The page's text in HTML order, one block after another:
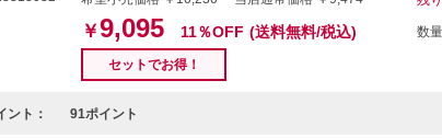
￥9,095 11％OFF (送料無料/税込)
セットでお得！
数量
ント： 91ポイント